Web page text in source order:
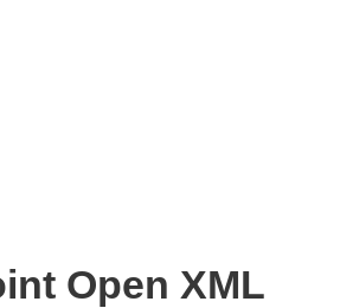
Open XML